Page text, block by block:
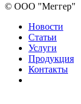
© ООО "Меггер"
Новости
Статьи
Услуги
Продукция
Контакты